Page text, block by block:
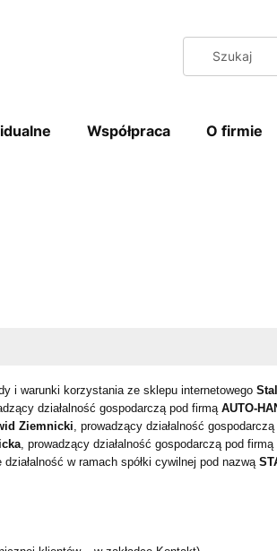
Współpraca O firmie
i warunki korzystania ze sklepu internetowego
działalność gospodarczą pod firmą AUTO-
Ziemnicki , prowadzący działalność
, prowadzący działalność gospodarczą pod firmą
w ramach spółki cywilnej pod nazwą